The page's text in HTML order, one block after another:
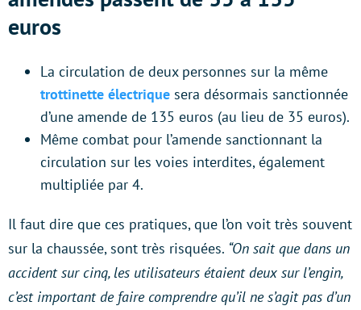
euros
La circulation de deux personnes sur la même
trottinette électrique sera désormais sanctionnée
d’une amende de 135 euros (au lieu de 35 euros).
Même combat pour l’amende sanctionnant la
circulation sur les voies interdites, également
multipliée par 4.
Il faut dire que ces pratiques, que l’on voit très souvent
sur la chaussée, sont très risquées. “On sait que dans un
accident sur cinq, les utilisateurs étaient deux sur l’engin,
c’est important de faire comprendre qu’il ne s’agit pas d’un